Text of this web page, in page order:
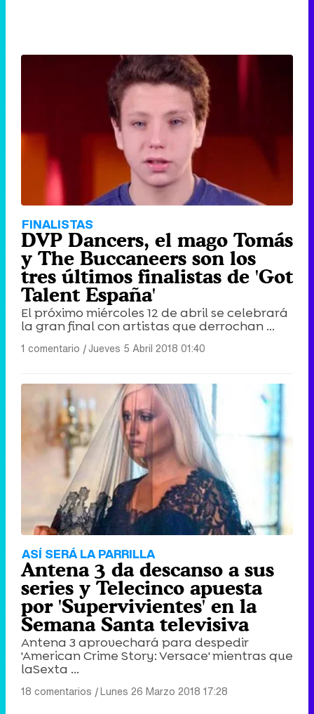
FINALISTAS
DVP Dancers, el mago Tomás
y The Buccaneers son los
tres últimos finalistas de 'Got
Talent España'
El próximo miércoles 12 de abril se celebrará
la gran final con artistas que derrochan ...
1 comentario |Jueves 5 Abril 2018 01:40
ASÍ SERÁ LA PARRILLA
Antena 3 da descanso a sus
series y Telecinco apuesta
por 'Supervivientes' en la
Semana Santa televisiva
Antena 3 aprovechará para despedir
'American Crime Story: Versace' mientras que
laSexta ...
18 comentarios |Lunes 26 Marzo 2018 17:28